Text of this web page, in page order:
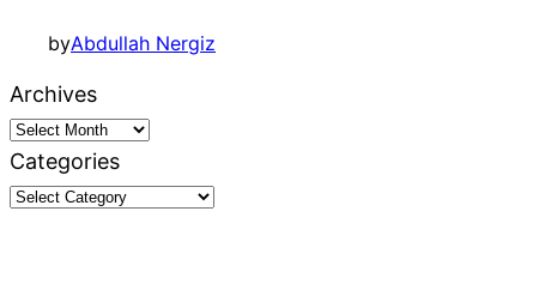
byAbdullah Nergiz
Archives
Categories